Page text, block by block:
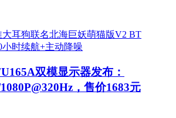
双模显示器发布：
，售价1683元